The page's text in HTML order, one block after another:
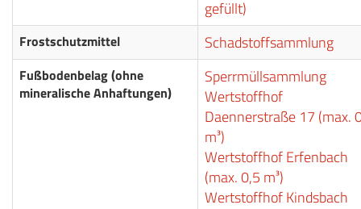
gefüllt)
Frostschutzmittel Schadstoffsammlung
Fußbodenbelag (ohne
mineralische Anhaftungen)
Sperrmüllsammlung
Wertstoffhof
Daennerstraße 17 (max.
m³)
Wertstoffhof Erfenbach
(max. 0,5 m³)
Wertstoffhof Kindsbach